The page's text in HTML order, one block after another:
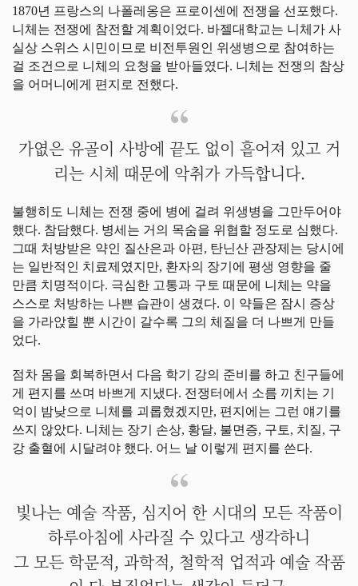
1870년 프랑스의 나폴레옹은 프로이센에 전쟁을 선포했다.
니체는 전쟁에 참전할 계획이었다. 바젤대학교는 니체가 사
실상 스위스 시민이므로 비전투원인 위생병으로 참여하는
걸 조건으로 니체의 요청을 받아들였다. 니체는 전쟁의 참상
을 어머니에게 편지로 전했다.
가엾은 유골이 사방에 끝도 없이 흩어져 있고 거
리는 시체 때문에 악취가 가득합니다.
불행히도 니체는 전쟁 중에 병에 걸려 위생병을 그만두어야
했다. 참담했다. 병세는 거의 목숨을 위협할 정도로 심했다.
그때 처방받은 약인 질산은과 아편, 탄닌산 관장제는 당시에
는 일반적인 치료제였지만, 환자의 장기에 평생 영향을 줄
만큼 치명적이다. 극심한 고통과 구토 때문에 니체는 약을
스스로 처방하는 나쁜 습관이 생겼다. 이 약들은 잠시 증상
을 가라앉힐 뿐 시간이 갈수록 그의 체질을 더 나쁘게 만들
었다.
점차 몸을 회복하면서 다음 학기 강의 준비를 하고 친구들에
게 편지를 쓰며 바쁘게 지냈다. 전쟁터에서 소름 끼치는 기
억이 밤낮으로 니체를 괴롭혔겠지만, 편지에는 그런 얘기를
쓰지 않았다. 니체는 장기 손상, 황달, 불면증, 구토, 치질, 구
강 출혈에 시달려야 했다. 어느 날 이렇게 편지를 쓴다.
빛나는 예술 작품, 심지어 한 시대의 모든 작품이
하루아침에 사라질 수 있다고 생각하니
그 모든 학문적, 과학적, 철학적 업적과 예술 작품